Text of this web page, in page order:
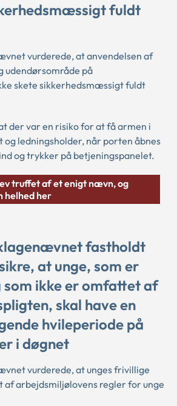
fuldt
vurderede, at anvendelsen af
udendørsområde på
skete sikkerhedsmæssigt fuldt
der var en risiko for at få armen i
ledningsholder, når porten åbnes
og trykker på betjeningspanelet.
truffet af et enigt nævn, og
helhed her
fastholdt
at unge, som er
som ikke er omfattet af
skal have en
hvileperiode på
i døgnet
vurderede, at unges frivillige
arbejdsmiljølovens regler for unge